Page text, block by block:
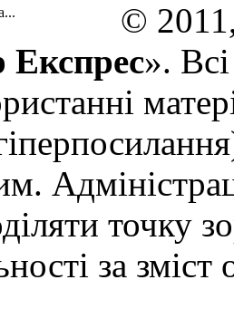
©
».
точку
за